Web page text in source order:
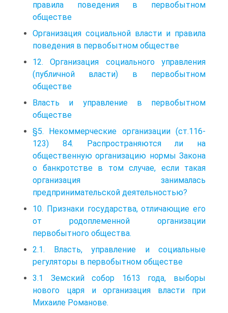
правила поведения в первобытном
обществе
Организация социальной власти и правила
поведения в первобытном обществе
12. Организация социального управления
(публичной власти) в первобытном
обществе
Власть и управление в первобытном
обществе
§5. Некоммерческие организации (ст.116-
123) 84. Распространяются ли на
общественную организацию нормы Закона
о банкротстве в том случае, если такая
организация занималась
предпринимательской деятельностью?
10. Признаки государства, отличающие его
от родоплеменной организации
первобытного общества.
2.1. Власть, управление и социальные
регуляторы в первобытном обществе
3.1 Земский собор 1613 года, выборы
нового царя и организация власти при
Михаиле Романове.